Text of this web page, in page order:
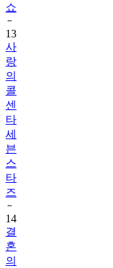
쇼
13
사
랑
의
콜
센
타
세
븐
스
타
즈
14
결
혼
의